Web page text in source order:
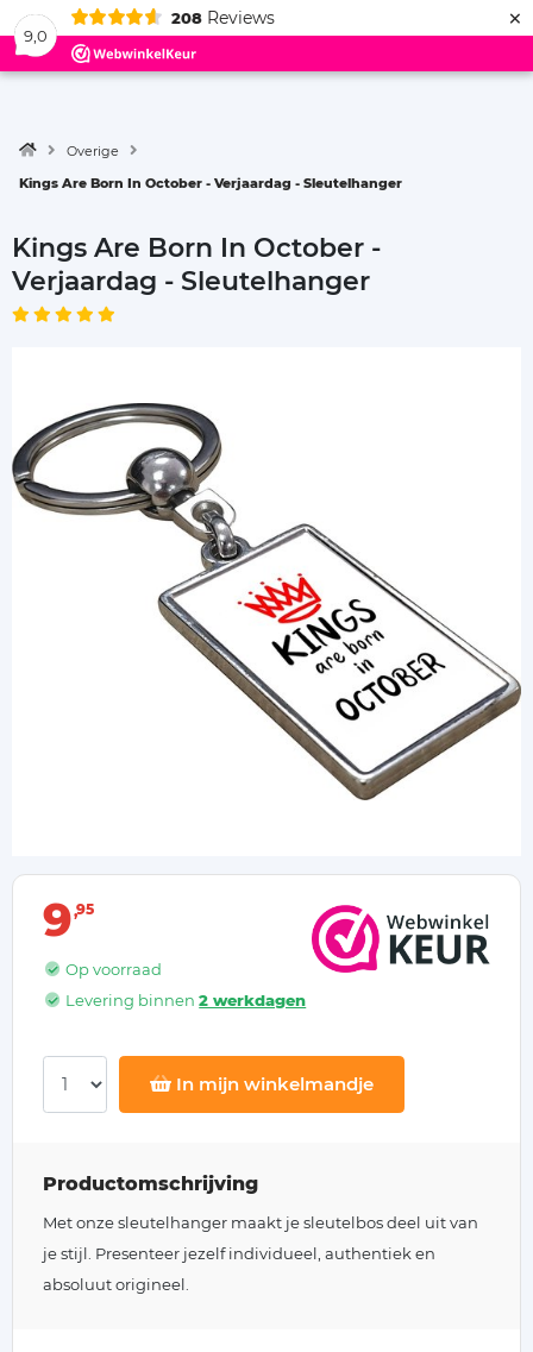
9,0
208 Reviews ×
Menu
Overige
Kings Are Born In October - Verjaardag - Sleutelhanger
Kings Are Born In October -
Verjaardag - Sleutelhanger
9 95
Op voorraad
Levering binnen2 werkdagen
In mijn winkelmandje
Productomschrijving
Met onze sleutelhanger maakt je sleutelbos deel uit van
je stijl. Presenteer jezelf individueel, authentiek en
absoluut origineel.